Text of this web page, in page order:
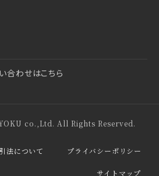
合わせはこちら
co.,Ltd. All Rights Reserved.
法について プライバシーポリシー
サイトマップ